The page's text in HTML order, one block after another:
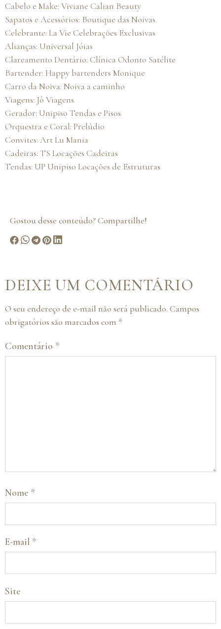
Cabelo e Make: Viviane Calian Beauty
Sapatos e Acessórios: Boutique das Noivas
Celebrante: La Vie Celebrações Exclusivas
Alianças: Universal Jóias
Clareamento Dentário: Clínica Odonto Satélite
Bartender: Happy bartenders Monique
Carro da Noiva: Noiva a caminho
Viagens: Jô Viagens
Gerador: Unipiso Tendas e Pisos
Orquestra e Coral: Prelúdio
Convites: Art Lu Mania
Cadeiras: TS Locações Cadeiras
Tendas: UP Unipiso Locações de Estruturas
Gostou desse conteúdo? Compartilhe!
DEIXE UM COMENTÁRIO
O seu endereço de e-mail não será publicado. Campos
obrigatórios são marcados com *
Comentário *
Nome *
E-mail *
Site